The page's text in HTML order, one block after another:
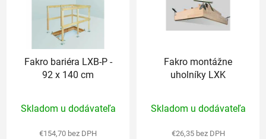
Fakro bariéra LXB-P -
92 x 140 cm
hodnotenie
produktu
Skladom u dodávateľa
€154,70 bez DPH
Fakro montážne
uholníky LXK
hodnotenie
produktu
Skladom u dodávateľa
€26,35 bez DPH